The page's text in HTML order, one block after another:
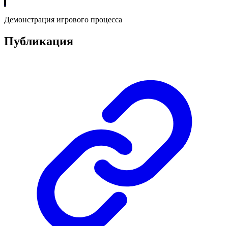
Демонстрация игрового процесса
Публикация